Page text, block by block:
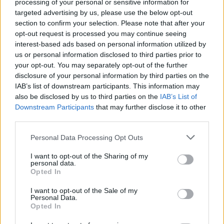
processing of your personal or sensitive information for
targeted advertising by us, please use the below opt-out
section to confirm your selection. Please note that after your
opt-out request is processed you may continue seeing
interest-based ads based on personal information utilized by
us or personal information disclosed to third parties prior to
your opt-out. You may separately opt-out of the further
disclosure of your personal information by third parties on the
IAB’s list of downstream participants. This information may
also be disclosed by us to third parties on the IAB’s List of
Downstream Participants that may further disclose it to other
Personal Data Processing Opt Outs
I want to opt-out of the Sharing of my
personal data.
Opted In
I want to opt-out of the Sale of my
Personal Data.
Opted In
ADV
ALTRE NOTIZIE DI LAVENO MOMBELLO